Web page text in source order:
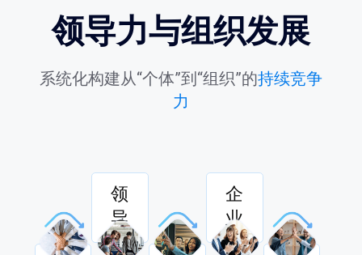
领导力与组织发展
系统化构建从“个体”到“组织”的持续竞争
力
领
导
力
企
业
文